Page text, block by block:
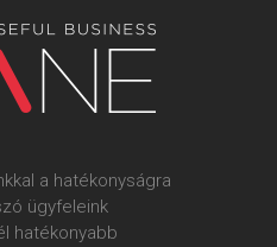
a hatékonyságra
ügyfeleink
hatékonyabb